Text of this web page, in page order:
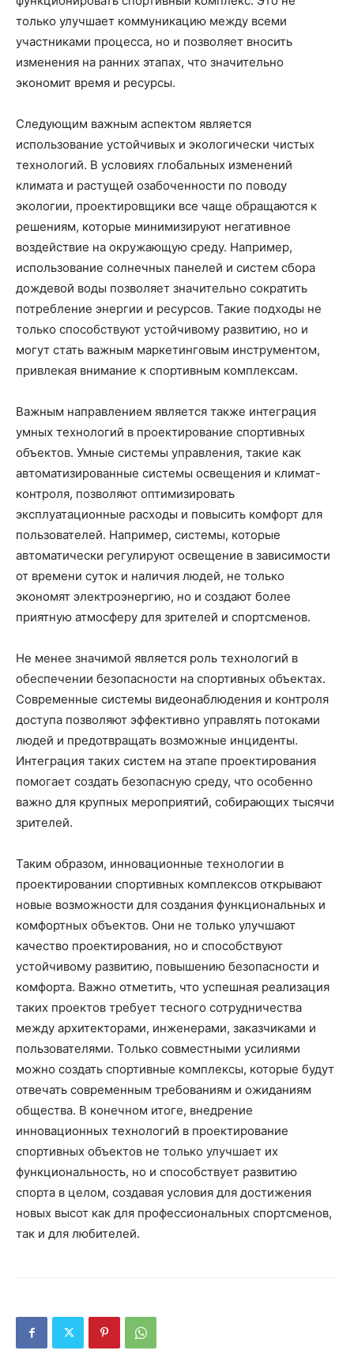
только улучшает коммуникацию между всеми
участниками процесса, но и позволяет вносить
изменения на ранних этапах, что значительно
экономит время и ресурсы.
Следующим важным аспектом является
использование устойчивых и экологически чистых
технологий. В условиях глобальных изменений
климата и растущей озабоченности по поводу
экологии, проектировщики все чаще обращаются к
решениям, которые минимизируют негативное
воздействие на окружающую среду. Например,
использование солнечных панелей и систем сбора
дождевой воды позволяет значительно сократить
потребление энергии и ресурсов. Такие подходы не
только способствуют устойчивому развитию, но и
могут стать важным маркетинговым инструментом,
привлекая внимание к спортивным комплексам.
Важным направлением является также интеграция
умных технологий в проектирование спортивных
объектов. Умные системы управления, такие как
автоматизированные системы освещения и климат-
контроля, позволяют оптимизировать
эксплуатационные расходы и повысить комфорт для
пользователей. Например, системы, которые
автоматически регулируют освещение в зависимости
от времени суток и наличия людей, не только
экономят электроэнергию, но и создают более
приятную атмосферу для зрителей и спортсменов.
Не менее значимой является роль технологий в
обеспечении безопасности на спортивных объектах.
Современные системы видеонаблюдения и контроля
доступа позволяют эффективно управлять потоками
людей и предотвращать возможные инциденты.
Интеграция таких систем на этапе проектирования
помогает создать безопасную среду, что особенно
важно для крупных мероприятий, собирающих тысячи
зрителей.
Таким образом, инновационные технологии в
проектировании спортивных комплексов открывают
новые возможности для создания функциональных и
комфортных объектов. Они не только улучшают
качество проектирования, но и способствуют
устойчивому развитию, повышению безопасности и
комфорта. Важно отметить, что успешная реализация
таких проектов требует тесного сотрудничества
между архитекторами, инженерами, заказчиками и
пользователями. Только совместными усилиями
можно создать спортивные комплексы, которые будут
отвечать современным требованиям и ожиданиям
общества. В конечном итоге, внедрение
инновационных технологий в проектирование
спортивных объектов не только улучшает их
функциональность, но и способствует развитию
спорта в целом, создавая условия для достижения
новых высот как для профессиональных спортсменов,
так и для любителей.